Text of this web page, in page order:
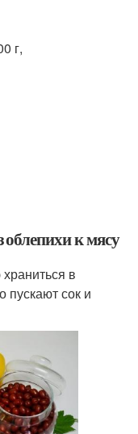
г,
облепихи к мясу
в
пускают сок и